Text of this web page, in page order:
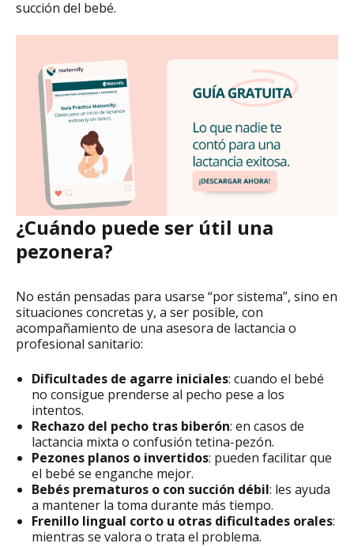
succión del bebé.
¿Cuándo puede ser útil una
pezonera?
No están pensadas para usarse “por sistema”, sino en
situaciones concretas y, a ser posible, con
acompañamiento de una asesora de lactancia o
profesional sanitario:
Dificultades de agarre iniciales: cuando el bebé
no consigue prenderse al pecho pese a los
intentos.
Rechazo del pecho tras biberón: en casos de
lactancia mixta o confusión tetina-pezón.
Pezones planos o invertidos: pueden facilitar que
el bebé se enganche mejor.
Bebés prematuros o con succión débil: les ayuda
a mantener la toma durante más tiempo.
Frenillo lingual corto u otras dificultades orales:
mientras se valora o trata el problema.